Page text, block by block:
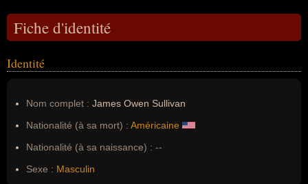
Fiche d'identité
Identité
Nom complet : James Owen Sullivan
Nationalité (à sa mort) : Américaine
Nationalité (à sa naissance) : --
Sexe : Masculin